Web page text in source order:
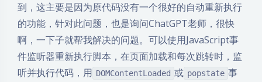
到，这主要是因为原代码没有一个很好的自动重新执行
的功能，针对此问题，也是询问ChatGPT老师，很快
啊，一下子就帮我解决的问题。可以使用JavaScript事
件监听器重新执行脚本，在页面加载和每次跳转时，监
听并执行代码，用 DOMContentLoaded 或 popstate 事